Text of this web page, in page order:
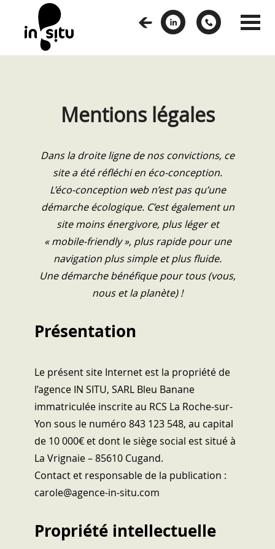
Mentions légales
Dans la droite ligne de nos convictions, ce
site a été réfléchi en éco-conception.
L’éco-conception web n’est pas qu’une
démarche écologique. C’est également un
site moins énergivore, plus léger et
« mobile-friendly », plus rapide pour une
navigation plus simple et plus fluide.
Une démarche bénéfique pour tous (vous,
nous et la planète) !
Présentation
Le présent site Internet est la propriété de
l’agence IN SITU, SARL Bleu Banane
immatriculée inscrite au RCS La Roche-sur-
Yon sous le numéro 843 123 548, au capital
de 10 000€ et dont le siège social est situé à
La Vrignaie – 85610 Cugand.
Contact et responsable de la publication :
carole@agence-in-situ.com
Propriété intellectuelle